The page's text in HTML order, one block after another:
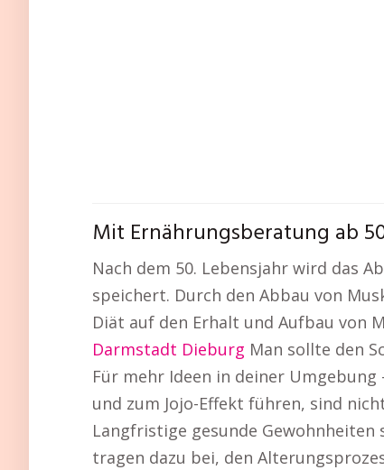
Mit Ernährungsberatung ab
Nach dem 50. Lebensjahr wird das
speichert. Durch den Abbau von
Diät auf den Erhalt und Aufbau von
Darmstadt Dieburg Man sollte den
Für mehr Ideen in deiner Umgebung
und zum Jojo-Effekt führen, sind
Langfristige gesunde
tragen dazu bei, den